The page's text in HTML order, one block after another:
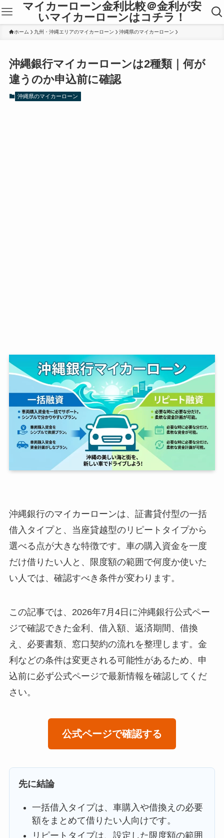
マイカーローン金利比較＠金利が安
いマイカーローンはコチラ！
ホーム 九州・沖縄エリアのマイカーローン 沖縄県のマイカーローン
沖縄銀行マイカーローンは2種類｜何が
違うのか申込前に確認
沖縄県のマイカーローン
沖縄銀行のマイカーローンは、証書貸付型の一括
借入タイプと、当座貸越型のリピートタイプから
選べる点が大きな特徴です。車の購入資金を一度
だけ借りたい人と、限度額の範囲で何度か使いた
い人では、確認すべき条件が変わります。
この記事では、2026年7月4日に沖縄銀行公式ペー
ジで確認できた金利、借入額、返済期間、借換
え、必要書類、窓口契約の流れを整理します。金
利などの条件は変更される可能性があるため、申
込前に必ず公式ページで最新情報を確認してくだ
さい。
公式ページで確認する
先に結論
一括借入タイプは、車購入や借換えの必要
額をまとめて借りたい人向けです。
リピートタイプは、設定した限度額の範囲